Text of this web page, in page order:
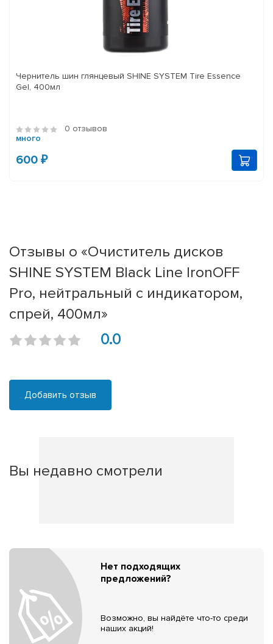
Чернитель шин глянцевый SHINE SYSTEM Tire Essence
Gel, 400мл
0 отзывов
много
600 ₽
Отзывы о «Очиститель дисков
SHINE SYSTEM Black Line IronOFF
Pro, нейтральный с индикатором,
спрей, 400мл»
0.0
Добавить отзыв
Вы недавно смотрели
Нет подходящих
предложений?
Возможно, вы найдёте что-то среди
наших акций!